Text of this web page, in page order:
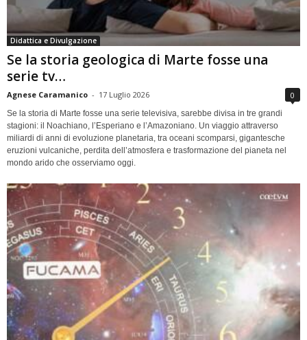
Didattica e Divulgazione
Se la storia geologica di Marte fosse una
serie tv…
Agnese Caramanico - 17 Luglio 2026 0
Se la storia di Marte fosse una serie televisiva, sarebbe divisa in tre grandi
stagioni: il Noachiano, l’Esperiano e l’Amazoniano. Un viaggio attraverso
miliardi di anni di evoluzione planetaria, tra oceani scomparsi, gigantesche
eruzioni vulcaniche, perdita dell’atmosfera e trasformazione del pianeta nel
mondo arido che osserviamo oggi.